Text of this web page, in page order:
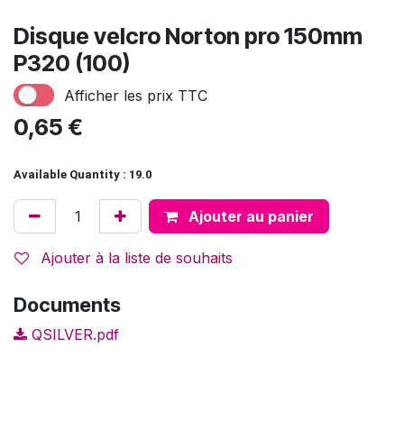
Disque velcro Norton pro 150mm
P320 (100)
Afficher les prix TTC
0,65 €
Available Quantity : 19.0
Ajouter au panier
Ajouter à la liste de souhaits
Documents
QSILVER.pdf